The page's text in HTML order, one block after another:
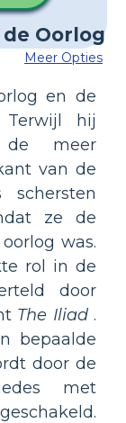
Meer Opties
en de
hij
de meer
van de
ze de
was.
rol in de
door
The Iliad.
bepaalde
door de
met